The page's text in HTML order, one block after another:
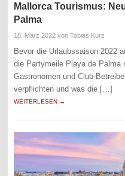
Mallorca Tourismus:
Palma
18. März 2022 von Tobias Kurz
Bevor die Urlaubssaison 2022
die Partymeile Playa de Palma
Gastronomen und Club-
verpflichten und was die […]
WEITERLESEN →